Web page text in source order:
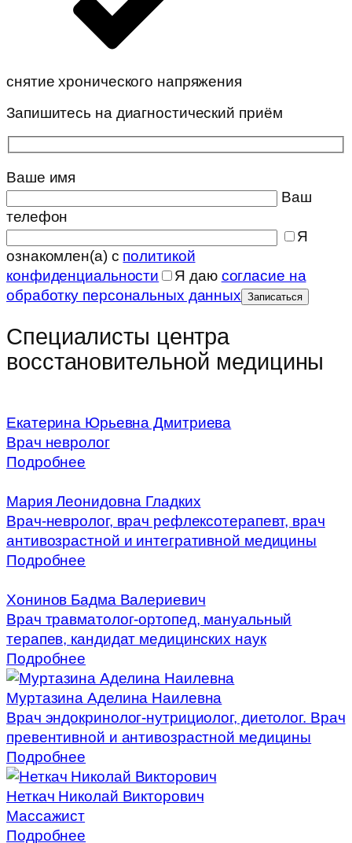
снятие хронического напряжения
Запишитесь на диагностический приём
Ваше имя
Ваш
телефон
Я
ознакомлен(а) с политикой
конфиденциальности
Я даю согласие на
обработку персональных данных
Специалисты центра
восстановительной медицины
Екатерина Юрьевна Дмитриева
Врач невролог
Подробнее
Мария Леонидовна Гладких
Врач-невролог, врач рефлексотерапевт, врач
антивозрастной и интегративной медицины
Подробнее
Хонинов Бадма Валериевич
Врач травматолог-ортопед, мануальный
терапев, кандидат медицинских наук
Подробнее
Муртазина Аделина Наилевна
Врач эндокринолог-нутрициолог, диетолог. Врач
превентивной и антивозрастной медицины
Подробнее
Неткач Николай Викторович
Массажист
Подробнее